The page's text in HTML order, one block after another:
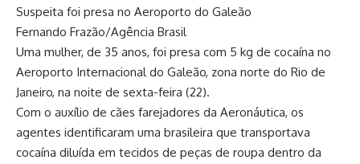
Suspeita foi presa no Aeroporto do Galeão
Fernando Frazão/Agência Brasil
Uma mulher, de 35 anos, foi presa com 5 kg de cocaína no
Aeroporto Internacional do Galeão, zona norte do Rio de
Janeiro, na noite de sexta-feira (22).
Com o auxílio de cães farejadores da Aeronáutica, os
agentes identificaram uma brasileira que transportava
cocaína diluída em tecidos de peças de roupa dentro da